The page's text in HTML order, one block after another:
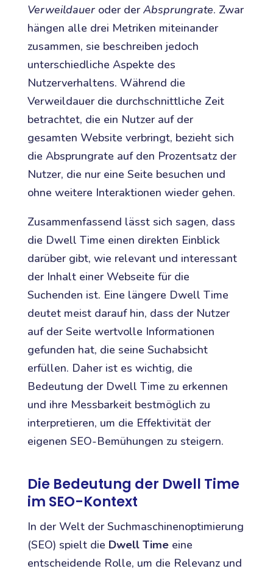
Verweildaueroder derAbsprungrate. Zwar
hängen alle drei Metriken miteinander
zusammen, sie beschreiben jedoch
unterschiedliche Aspekte des
Nutzerverhaltens. Während die
Verweildauer die durchschnittliche Zeit
betrachtet, die ein Nutzer auf der
gesamten Website verbringt, bezieht sich
die Absprungrate auf den Prozentsatz der
Nutzer, die nur eine Seite besuchen und
ohne weitere Interaktionen wieder gehen.
Zusammenfassend lässt sich sagen, dass
die Dwell Time einen direkten Einblick
darüber gibt, wie relevant und interessant
der Inhalt einer Webseite für die
Suchenden ist. Eine längere Dwell Time
deutet meist darauf hin, dass der Nutzer
auf der Seite wertvolle Informationen
gefunden hat, die seine Suchabsicht
erfüllen. Daher ist es wichtig, die
Bedeutung der Dwell Time zu erkennen
und ihre Messbarkeit bestmöglich zu
interpretieren, um die Effektivität der
eigenen SEO-Bemühungen zu steigern.
Die Bedeutung der Dwell Time
im SEO-Kontext
In der Welt der Suchmaschinenoptimierung
(SEO) spielt die Dwell Timeeine
entscheidende Rolle, um die Relevanz und